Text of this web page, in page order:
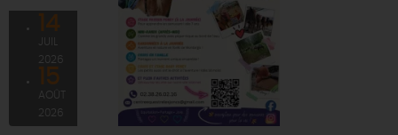
14
2026
15
AOÛT
2026